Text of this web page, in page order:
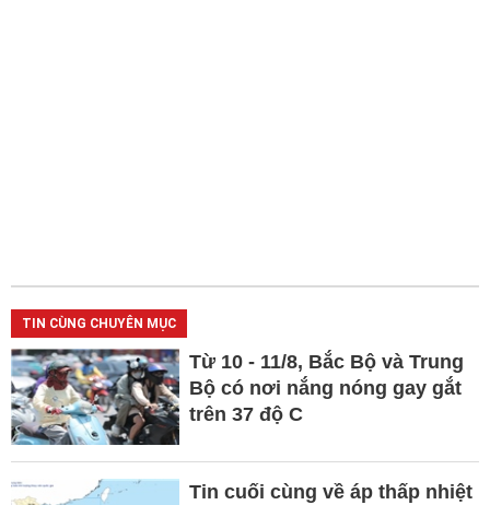
TIN CÙNG CHUYÊN MỤC
Từ 10 - 11/8, Bắc Bộ và Trung
Bộ có nơi nắng nóng gay gắt
trên 37 độ C
Tin cuối cùng về áp thấp nhiệt